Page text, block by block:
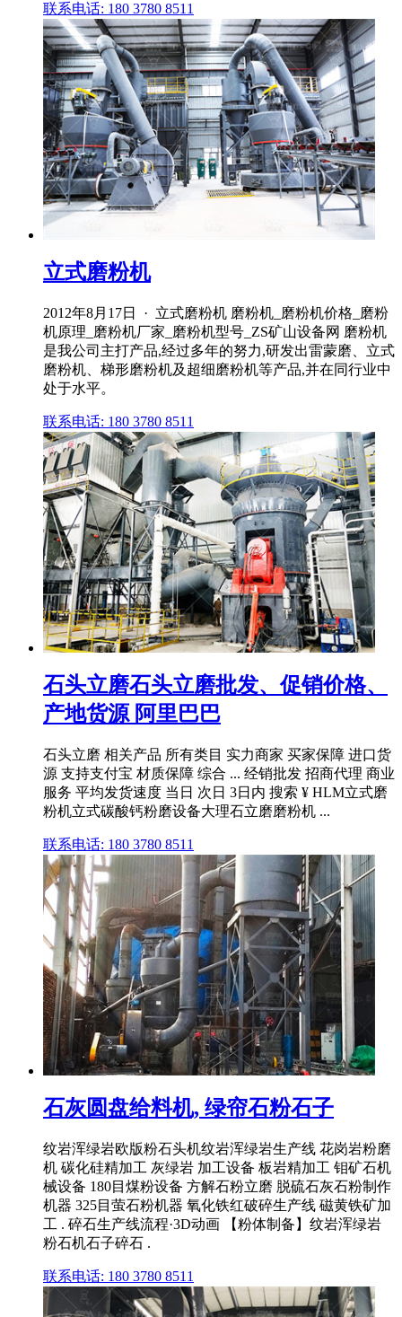
联系电话: 180 3780 8511
立式磨粉机
2012年8月17日 · 立式磨粉机 磨粉机_磨粉机价格_磨粉
机原理_磨粉机厂家_磨粉机型号_ZS矿山设备网 磨粉机
是我公司主打产品,经过多年的努力,研发出雷蒙磨、立式
磨粉机、梯形磨粉机及超细磨粉机等产品,并在同行业中
处于水平。
联系电话: 180 3780 8511
石头立磨石头立磨批发、促销价格、
产地货源 阿里巴巴
石头立磨 相关产品 所有类目 实力商家 买家保障 进口货
源 支持支付宝 材质保障 综合 ... 经销批发 招商代理 商业
服务 平均发货速度 当日 次日 3日内 搜索 ¥ HLM立式磨
粉机立式碳酸钙粉磨设备大理石立磨磨粉机 ...
联系电话: 180 3780 8511
石灰圆盘给料机, 绿帘石粉石子
纹岩浑绿岩欧版粉石头机纹岩浑绿岩生产线 花岗岩粉磨
机 碳化硅精加工 灰绿岩 加工设备 板岩精加工 钼矿石机
械设备 180目煤粉设备 方解石粉立磨 脱硫石灰石粉制作
机器 325目萤石粉机器 氧化铁红破碎生产线 磁黄铁矿加
工 . 碎石生产线流程·3D动画 【粉体制备】纹岩浑绿岩
粉石机石子碎石 .
联系电话: 180 3780 8511